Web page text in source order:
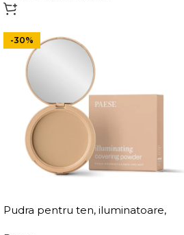
-30%
Pudra pentru ten, iluminatoare,